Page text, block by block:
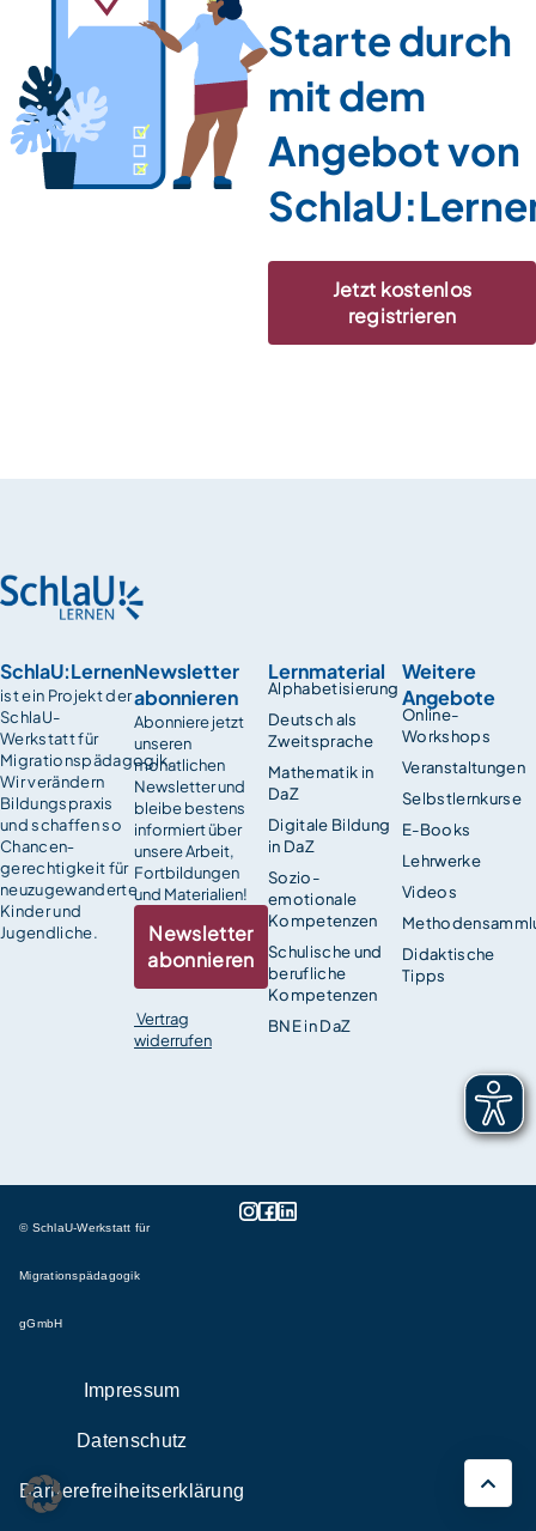
Starte durch
mit dem
Angebot von
Jetzt kostenlos
registrieren
SchlaU:Lernen
ist ein Projekt der
SchlaU-
Werkstatt für
Migrationspädagogik.
Wir verändern
Bildungspraxis
und schaffen so
Chancen­
gerechtigkeit für
neuzugewanderte
Kinder und
Jugendliche.
Lernmaterial
Alphabetisierung
Deutsch als
Zweitsprache
Mathematik in
DaZ
Digitale Bildung
in DaZ
Sozio-
emotionale
Kompetenzen
Schulische und
berufliche
Kompetenzen
BNE in DaZ
Weitere
Angebote
Online-
Workshops
Veranstaltungen
Selbstlernkurse
E-Books
Lehrwerke
Videos
Didaktische
Tipps
Newsletter
abonnieren
Abonniere jetzt
unseren
monatlichen
Newsletter und
bleibe bestens
informiert über
unsere Arbeit,
Fortbildungen
und Materialien!
Newsletter
abonnieren
Vertrag
widerrufen
© SchlaU-Werkstatt für
Migrationspädagogik
gGmbH
Impressum
Datenschutz
Barrierefreiheitserklärung